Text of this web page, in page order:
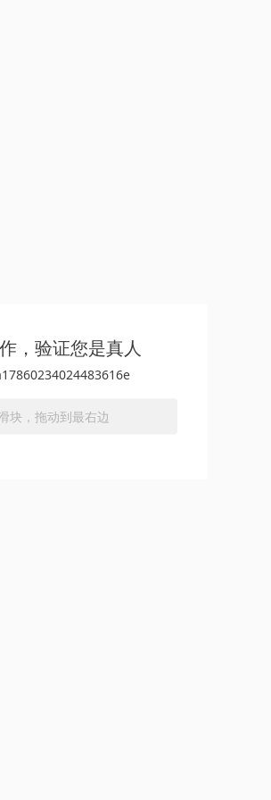
，验证您是真人
块，拖动到最右边